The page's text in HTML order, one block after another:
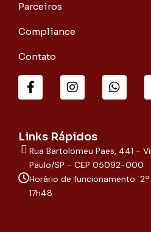
Parceiros
Compliance
Contato
a
c
o
o
k
-
f
n
s
g
r
a
m
h
a
p
Links Rápidos
Rua Bartolomeu Paes, 441 -
Paulo/SP - CEP 05092-000
Horário de funcionamento
17h48